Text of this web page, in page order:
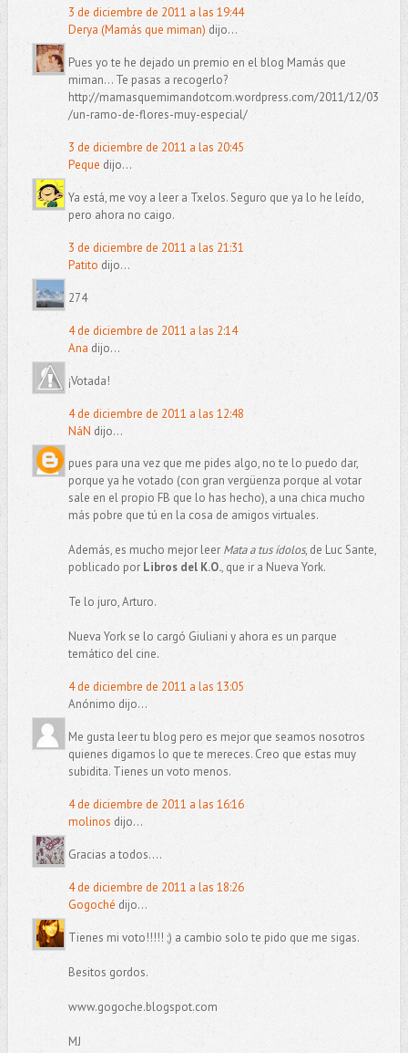
3 de diciembre de 2011 a las 19:44
Derya (Mamás que miman) dijo...
Pues yo te he dejado un premio en el blog Mamás que
miman... Te pasas a recogerlo?
http://mamasquemimandotcom.wordpress.com/2011/12/03
/un-ramo-de-flores-muy-especial/
3 de diciembre de 2011 a las 20:45
Peque dijo...
Ya está, me voy a leer a Txelos. Seguro que ya lo he leído,
pero ahora no caigo.
3 de diciembre de 2011 a las 21:31
Patito dijo...
274
4 de diciembre de 2011 a las 2:14
Ana dijo...
¡Votada!
4 de diciembre de 2011 a las 12:48
NáN dijo...
pues para una vez que me pides algo, no te lo puedo dar,
porque ya he votado (con gran vergüenza porque al votar
sale en el propio FB que lo has hecho), a una chica mucho
más pobre que tú en la cosa de amigos virtuales.
Además, es mucho mejor leerMata a tus ídolos, de Luc Sante,
poblicado porLibros del K.O., que ir a Nueva York.
Te lo juro, Arturo.
Nueva York se lo cargó Giuliani y ahora es un parque
temático del cine.
4 de diciembre de 2011 a las 13:05
Anónimo dijo...
Me gusta leer tu blog pero es mejor que seamos nosotros
quienes digamos lo que te mereces. Creo que estas muy
subidita. Tienes un voto menos.
4 de diciembre de 2011 a las 16:16
molinos dijo...
Gracias a todos....
4 de diciembre de 2011 a las 18:26
Gogoché dijo...
Tienes mi voto!!!!! ;) a cambio solo te pido que me sigas.
Besitos gordos.
www.gogoche.blogspot.com
MJ